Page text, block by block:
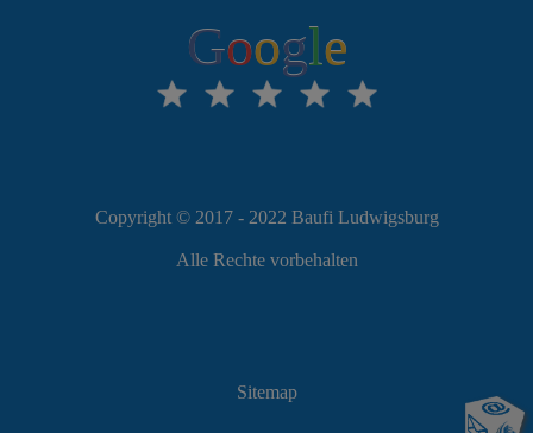
Google
Copyright © 2017 - 2022 Baufi Ludwigsburg
Alle Rechte vorbehalten
Sitemap